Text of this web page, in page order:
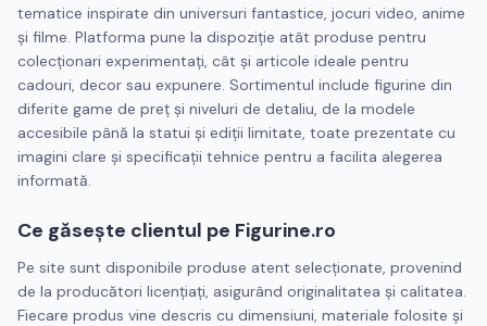
tematice inspirate din universuri fantastice, jocuri video, anime
și filme. Platforma pune la dispoziție atât produse pentru
colecționari experimentați, cât și articole ideale pentru
cadouri, decor sau expunere. Sortimentul include figurine din
diferite game de preț și niveluri de detaliu, de la modele
accesibile până la statui și ediții limitate, toate prezentate cu
imagini clare și specificații tehnice pentru a facilita alegerea
informată.
Ce găsește clientul pe Figurine.ro
Pe site sunt disponibile produse atent selecționate, provenind
de la producători licențiați, asigurând originalitatea și calitatea.
Fiecare produs vine descris cu dimensiuni, materiale folosite și